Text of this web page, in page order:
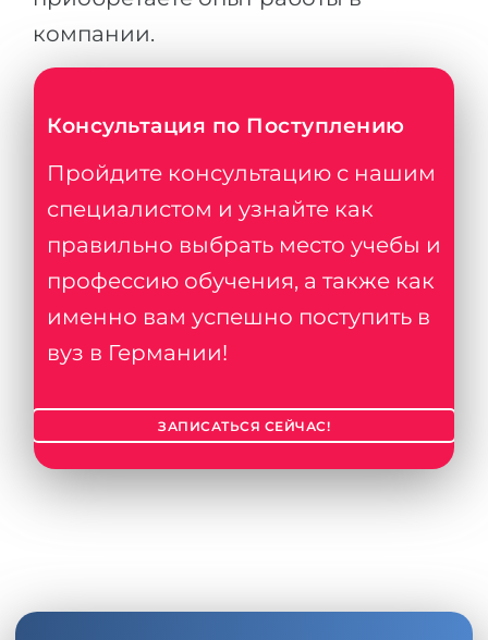
компании.
Консультация по Поступлению
Пройдите консультацию с нашим
специалистом и узнайте как
правильно выбрать место учебы и
профессию обучения, а также как
именно вам успешно поступить в
вуз в Германии!
ЗАПИСАТЬСЯ СЕЙЧАС!